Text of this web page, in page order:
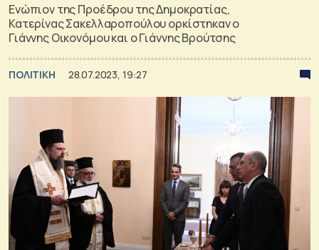
Ενώπιον της Προέδρου της Δημοκρατίας,
Κατερίνας Σακελλαροπούλου ορκίστηκαν ο
Γιάννης Οικονόμου και ο Γιάννης Βρούτσης
ΠΟΛΙΤΙΚΗ 28.07.2023, 19:27